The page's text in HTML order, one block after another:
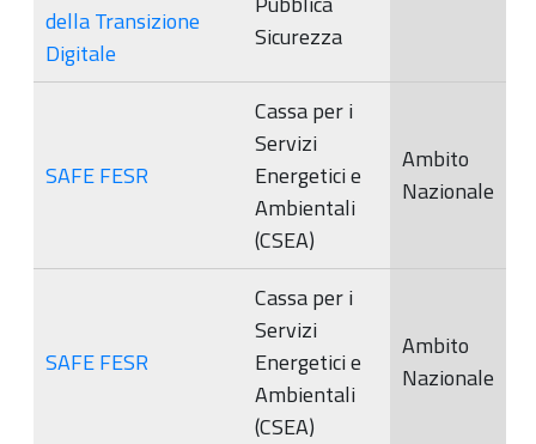
della Transizione
Digitale
Sicurezza
SAFE FESR
Cassa per i
Servizi
Energetici e
Ambientali
(CSEA)
Ambito
Nazionale
SAFE FESR
Cassa per i
Servizi
Energetici e
Ambientali
(CSEA)
Ambito
Nazionale